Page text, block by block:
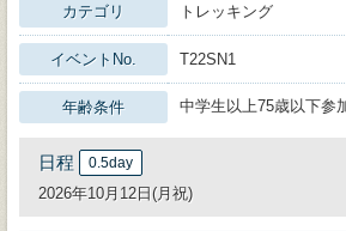
カテゴリ トレッキング
イベントNo. T22SN1
年齢条件 中学生以上75歳以下参
日程 0.5day
2026年10月12日(月祝)